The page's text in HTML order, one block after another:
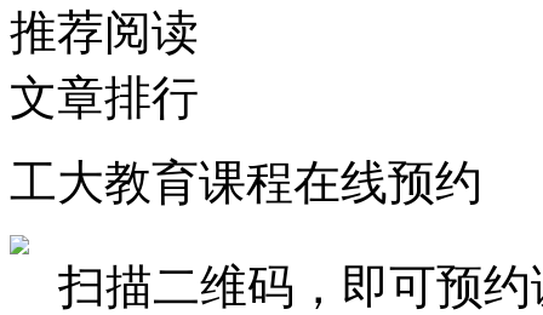
推荐阅读
文章排行
工大教育课程在线预约
扫描二维码，即可预